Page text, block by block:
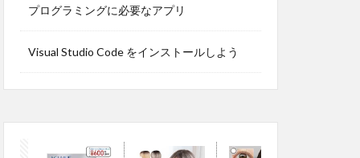
プログラミングに必要なアプリ
Visual Studio Code をインストールしよう